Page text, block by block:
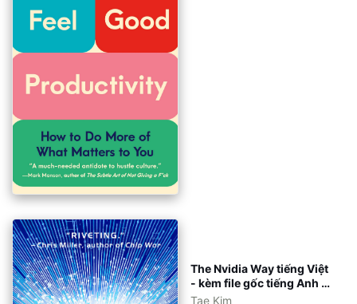
The Nvidia Way tiếng Việt
- kèm file gốc tiếng Anh -
eBook ePub, azw3, pdf
Tae Kim